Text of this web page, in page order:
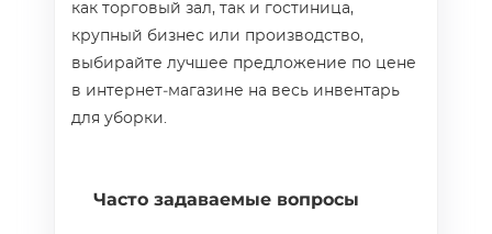
как торговый зал, так и гостиница,
крупный бизнес или производство,
выбирайте лучшее предложение по цене
в интернет‑магазине на весь инвентарь
для уборки.
Часто задаваемые вопросы